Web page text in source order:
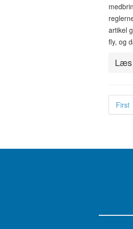
artikel
fly, og
Læs
First